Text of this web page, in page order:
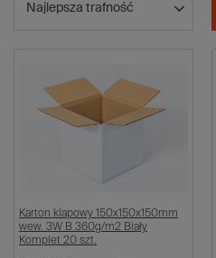
Najlepsza trafność
Karton klapowy 150x150x150mm
wew. 3W B 360g/m2 Biały
Komplet 20 szt.